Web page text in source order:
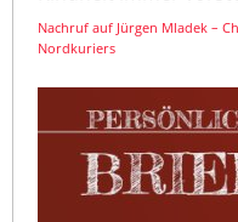
Nachruf auf Jürgen Mladek –
Nordkuriers